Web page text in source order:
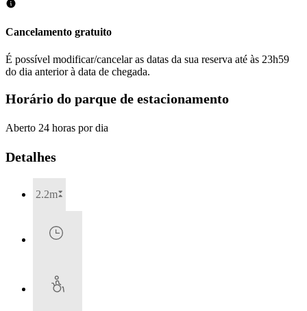
Cancelamento gratuito
É possível modificar/cancelar as datas da sua reserva até às 23h59
do dia anterior à data de chegada.
Horário do parque de estacionamento
Aberto 24 horas por dia
Detalhes
2.2m